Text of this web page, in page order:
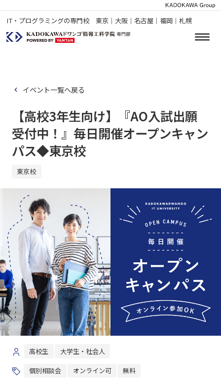
IT・プログラミングの専門校 東京｜大阪｜名古屋｜福岡｜札幌
イベント一覧へ戻る
【高校3年生向け】『AO入試出願
受付中！』毎日開催オープンキャン
パス◆東京校
東京校
高校生 大学生・社会人
個別相談会 オンライン可 無料